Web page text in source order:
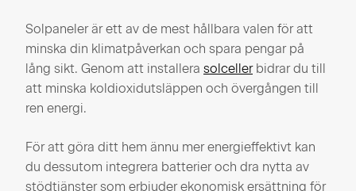
Solpaneler är ett av de mest hållbara valen för att
minska din klimatpåverkan och spara pengar på
lång sikt. Genom att installera solcellerbidrar du till
att minska koldioxidutsläppen och övergången till
ren energi.
För att göra ditt hem ännu mer energieffektivt kan
du dessutom integrera batterier och dra nytta av
stödtjänster som erbjuder ekonomisk ersättning för